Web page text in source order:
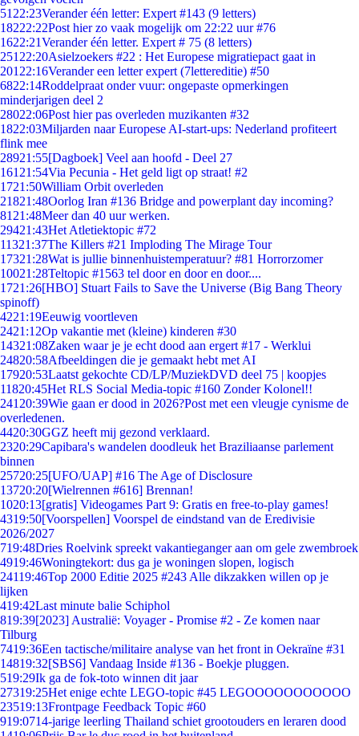
51 22:23Verander één letter: Expert #143 (9 letters)
18222:22Post hier zo vaak mogelijk om 22:22 uur #76
1622:21Verander één letter. Expert # 75 (8 letters)
251 22:20Asielzoekers #22 : Het Europese migratiepact gaat in
201 22:16Verander een letter expert (7lettereditie) #50
6822:14Roddelpraat onder vuur: ongepaste opmerkingen
minderjarigen deel 2
28022:06Post hier pas overleden muzikanten #32
1822:03Miljarden naar Europese AI-start-ups: Nederland profiteert
flink mee
28921:55[Dagboek] Veel aan hoofd - Deel 27
161 21:54Via Pecunia - Het geld ligt op straat! #2
1721:50William Orbit overleden
21821:48Oorlog Iran #136 Bridge and powerplant day incoming?
81 21:48Meer dan 40 uur werken.
29421:43Het Atletiektopic #72
11321:37The Killers #21 Imploding The Mirage Tour
17321:28Wat is jullie binnenhuistemperatuur? #81 Horrorzomer
10021:28Teltopic #1563 tel door en door en door....
1721:26[HBO] Stuart Fails to Save the Universe (Big Bang Theory
spinoff)
4221:19Eeuwig voortleven
2421:12Op vakantie met (kleine) kinderen #30
14321:08Zaken waar je je echt dood aan ergert #17 - Werklui
24820:58Afbeeldingen die je gemaakt hebt met AI
17920:53Laatst gekochte CD/LP/MuziekDVD deel 75 | koopjes
11820:45Het RLS Social Media-topic #160 Zonder Kolonel!!
241 20:39Wie gaan er dood in 2026?Post met een vleugje cynisme de
overledenen.
4420:30GGZ heeft mij gezond verklaard.
2320:29Capibara's wandelen doodleuk het Braziliaanse parlement
binnen
25720:25[UFO/UAP] #16 The Age of Disclosure
13720:20[Wielrennen #616] Brennan!
1020:13[gratis] Videogames Part 9: Gratis en free-to-play games!
4319:50[Voorspellen] Voorspel de eindstand van de Eredivisie
2026/2027
719:48Dries Roelvink spreekt vakantieganger aan om gele zwembroek
4919:46Woningtekort: dus ga je woningen slopen, logisch
24119:46Top 2000 Editie 2025 #243 Alle dikzakken willen op je
lijken
419:42Last minute balie Schiphol
819:39[2023] Australië: Voyager - Promise #2 - Ze komen naar
Tilburg
7419:36Een tactische/militaire analyse van het front in Oekraïne #31
14819:32[SBS6] Vandaag Inside #136 - Boekje pluggen.
519:29Ik ga de fok-toto winnen dit jaar
27319:25Het enige echte LEGO-topic #45 LEGOOOOOOOOOOO
23519:13Frontpage Feedback Topic #60
919:0714-jarige leerling Thailand schiet grootouders en leraren dood